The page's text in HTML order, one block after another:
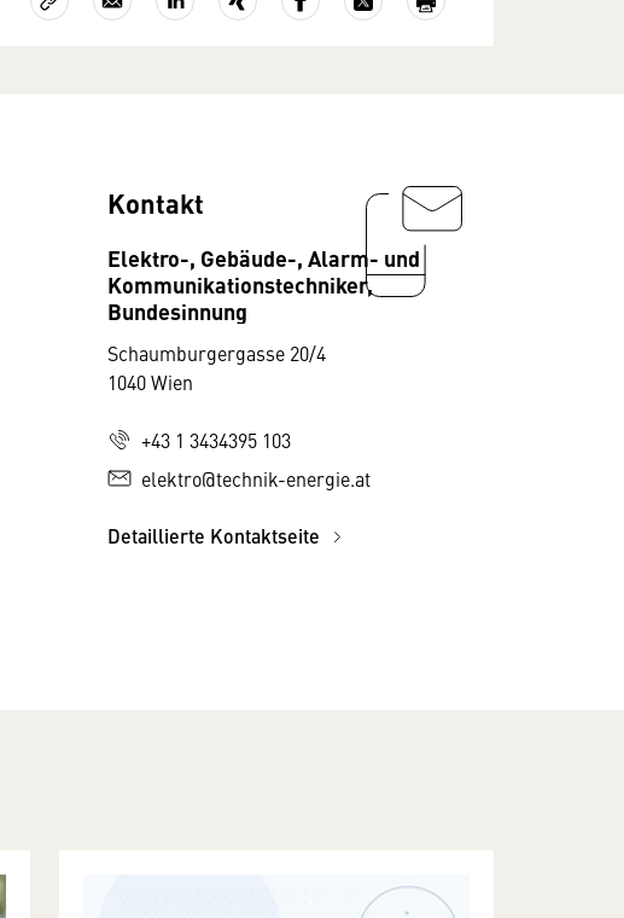
Kontakt
Elektro-, Gebäude-, Alarm- und
Kommunikationstechniker,
Bundesinnung
Schaumburgergasse 20/4
1040 Wien
+43 1 3434395 103
elektro@technik-energie.at
Detaillierte Kontaktseite